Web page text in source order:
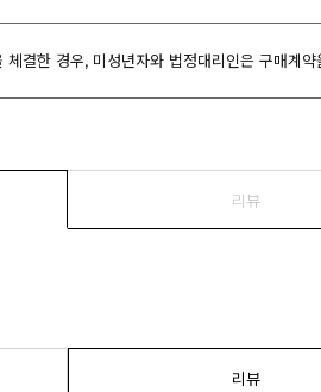
결한 경우, 미성년자와 법정대리인은 구매계
리뷰
리뷰